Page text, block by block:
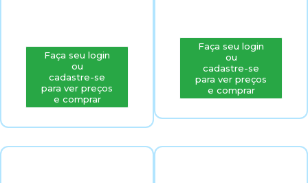
Faça seu login
ou
cadastre-se
para ver preços
e comprar
Faça seu login
ou
cadastre-se
para ver preços
e comprar